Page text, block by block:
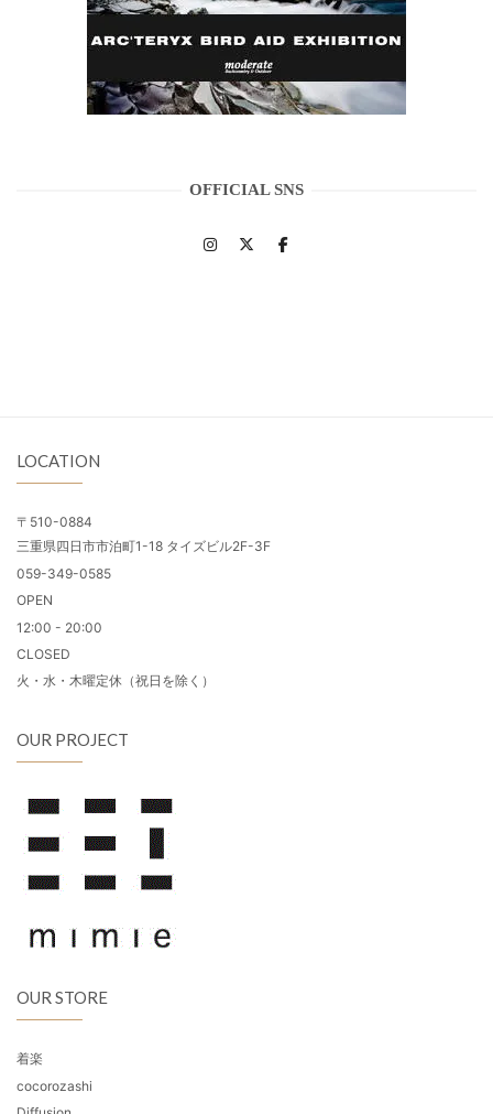
OFFICIAL SNS
LOCATION
〒510-0884
三重県四日市市泊町1-18 タイズビル2F-3F
059-349-0585
OPEN
12:00 - 20:00
CLOSED
火・水・木曜定休（祝日を除く）
OUR PROJECT
OUR STORE
着楽
cocorozashi